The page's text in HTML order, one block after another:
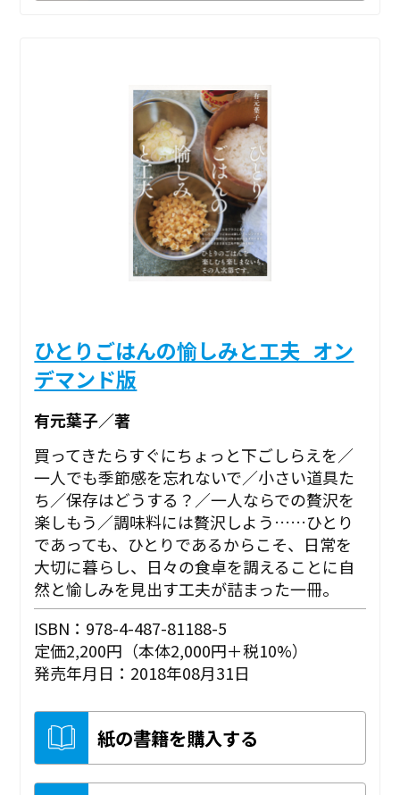
ひとりごはんの愉しみと工夫_オン
デマンド版
有元葉子／著
買ってきたらすぐにちょっと下ごしらえを／
一人でも季節感を忘れないで／小さい道具た
ち／保存はどうする？／一人ならでの贅沢を
楽しもう／調味料には贅沢しよう……ひとり
であっても、ひとりであるからこそ、日常を
大切に暮らし、日々の食卓を調えることに自
然と愉しみを見出す工夫が詰まった一冊。
ISBN：978-4-487-81188-5
定価2,200円（本体2,000円＋税10%）
発売年月日：2018年08月31日
紙の書籍を購入する